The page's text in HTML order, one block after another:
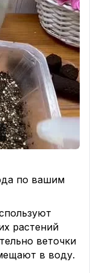
(20:20:20,
на 10 л
по вашим
растений
веточки
в воду.
будут